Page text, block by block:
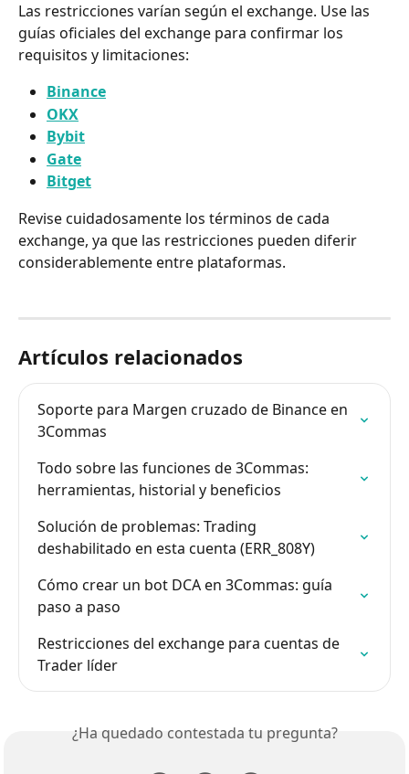
Las restricciones varían según el exchange. Use las
guías oficiales del exchange para confirmar los
requisitos y limitaciones:
Binance
OKX
Bybit
Gate
Bitget
Revise cuidadosamente los términos de cada
exchange, ya que las restricciones pueden diferir
considerablemente entre plataformas.
Artículos relacionados
Soporte para Margen cruzado de Binance en
3Commas
Todo sobre las funciones de 3Commas:
herramientas, historial y beneficios
Solución de problemas: Trading
deshabilitado en esta cuenta (ERR_808Y)
Cómo crear un bot DCA en 3Commas: guía
paso a paso
Restricciones del exchange para cuentas de
Trader líder
¿Ha quedado contestada tu pregunta?